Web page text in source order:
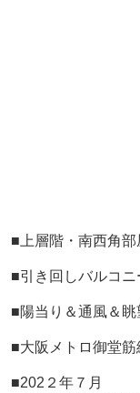
■ 上層階・南西角部
■引き回しバルコ
■陽当り＆通風＆眺
■大阪メトロ御堂
■202２年７月